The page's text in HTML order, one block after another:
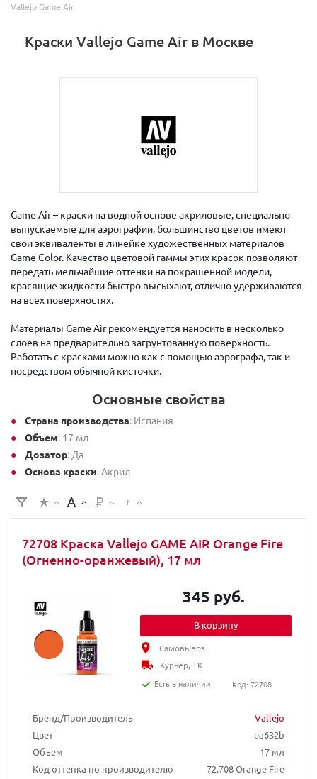
Vallejo Game Air
Краски Vallejo Game Air в Москве
Game Air – краски на водной основе акриловые, специально
выпускаемые для аэрографии, большинство цветов имеют
свои эквиваленты в линейке художественных материалов
Game Color. Качество цветовой гаммы этих красок позволяют
передать мельчайшие оттенки на покрашенной модели,
красящие жидкости быстро высыхают, отлично удерживаются
на всех поверхностях.
Материалы Game Air рекомендуется наносить в несколько
слоев на предварительно загрунтованную поверхность.
Работать с красками можно как с помощью аэрографа, так и
посредством обычной кисточки.
Основные свойства
Страна производства: Испания
Объем: 17 мл
Дозатор: Да
Основа краски: Акрил
72708 Краска Vallejo GAME AIR Orange Fire
(Огненно-оранжевый), 17 мл
Бренд/Производитель
Vallejo
Цвет
ea632b
Объем
17 мл
Код оттенка по производителю
72.708 Orange Fire
345 руб.
В корзину
Самовывоз
Курьер, ТК
Есть в наличии
Код: 72708